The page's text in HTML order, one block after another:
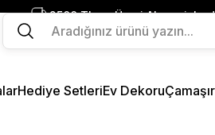
2500 TL ve Üzeri
Ege Esintisi 2 Al 1
Missi Kokularda 3
Hediye SetleriEv Dekoru